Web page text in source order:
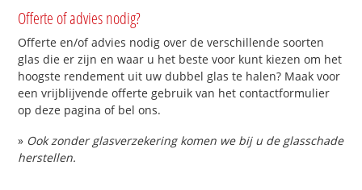
Offerte of advies nodig?
Offerte en/of advies nodig over de verschillende soorten
glas die er zijn en waar u het beste voor kunt kiezen om het
hoogste rendement uit uw dubbel glas te halen? Maak voor
een vrijblijvende offerte gebruik van het contactformulier
op deze pagina of bel ons.
» Ook zonder glasverzekering komen we bij u de glasschade
herstellen.